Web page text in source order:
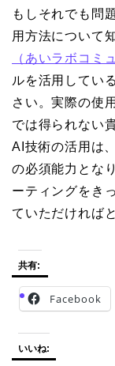
もしそれでも問
用方法について
（あいラボコミ
ルを活用してい
さい。実際の使
では得られない
AI技術の活用は
の必須能力とな
ーティングをき
ていただければ
共有:
Facebook
いいね: